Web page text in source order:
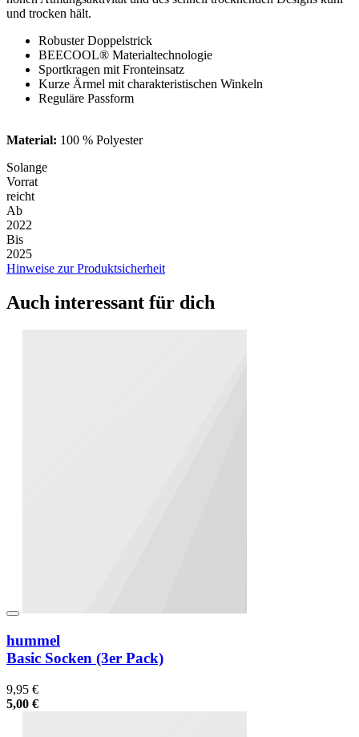
und trocken hält.
Robuster Doppelstrick
BEECOOL® Materialtechnologie
Sportkragen mit Fronteinsatz
Kurze Ärmel mit charakteristischen Winkeln
Reguläre Passform
Material: 100 % Polyester
Solange
Vorrat
reicht
Ab
2022
Bis
2025
Hinweise zur Produktsicherheit
Auch interessant für dich
hummel
Basic Socken (3er Pack)
9,95 €
5,00 €